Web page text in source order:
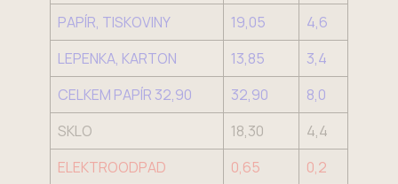
PAPÍR, TISKOVINY
19,05
4,6
LEPENKA, KARTON
13,85
3,4
CELKEM PAPÍR 32,90
32,90
8,0
SKLO
18,30
4,4
ELEKTROODPAD
0,65
0,2